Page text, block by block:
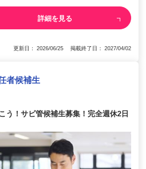
詳細を見る
更新日： 2026/06/25 掲載終了日： 2027/04/02
者候補生
う！サビ管候補生募集！完全週休2日